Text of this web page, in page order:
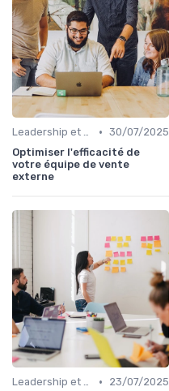
Leadership et management commercial • 30/07/2025
Optimiser l'efficacité de
votre équipe de vente
externe
Leadership et management commercial •
23/07/2025